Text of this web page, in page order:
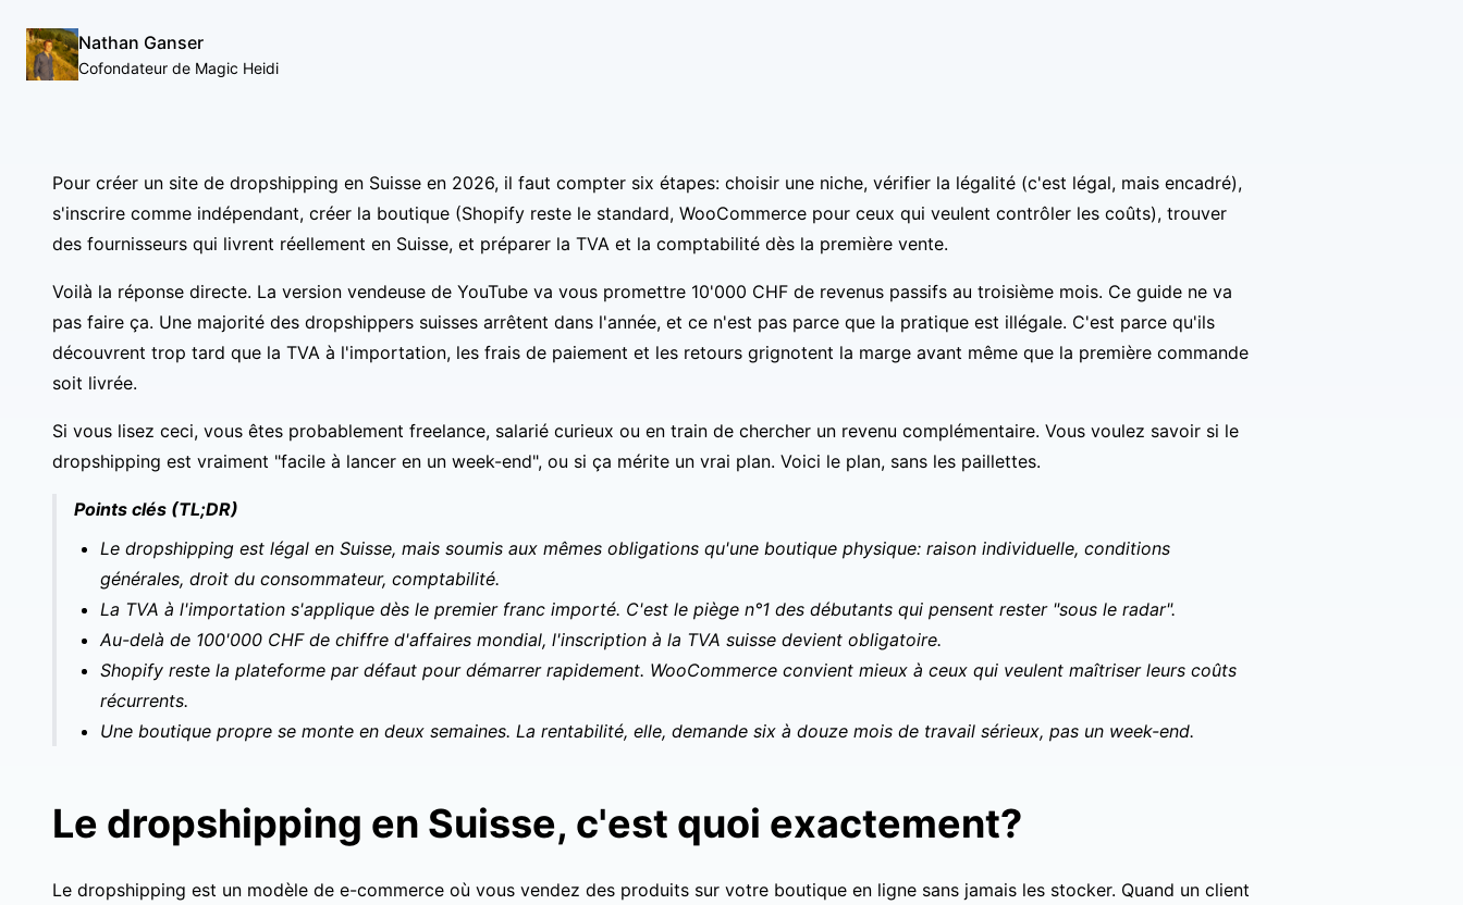
Nathan Ganser
Cofondateur de Magic Heidi
Pour créer un site de dropshipping en Suisse en 2026, il faut compter six étapes: choisir une niche, vérifier la légalité (c'est légal, mais encadré),
s'inscrire comme indépendant, créer la boutique (Shopify reste le standard, WooCommerce pour ceux qui veulent contrôler les coûts), trouver
des fournisseurs qui livrent réellement en Suisse, et préparer la TVA et la comptabilité dès la première vente.
Voilà la réponse directe. La version vendeuse de YouTube va vous promettre 10'000 CHF de revenus passifs au troisième mois. Ce guide ne va
pas faire ça. Une majorité des dropshippers suisses arrêtent dans l'année, et ce n'est pas parce que la pratique est illégale. C'est parce qu'ils
découvrent trop tard que la TVA à l'importation, les frais de paiement et les retours grignotent la marge avant même que la première commande
soit livrée.
Si vous lisez ceci, vous êtes probablement freelance, salarié curieux ou en train de chercher un revenu complémentaire. Vous voulez savoir si le
dropshipping est vraiment "facile à lancer en un week-end", ou si ça mérite un vrai plan. Voici le plan, sans les paillettes.
Points clés (TL;DR)
Le dropshipping est légal en Suisse, mais soumis aux mêmes obligations qu'une boutique physique: raison individuelle, conditions
générales, droit du consommateur, comptabilité.
La TVA à l'importation s'applique dès le premier franc importé. C'est le piège n°1 des débutants qui pensent rester "sous le radar".
Au-delà de 100'000 CHF de chiffre d'affaires mondial, l'inscription à la TVA suisse devient obligatoire.
Shopify reste la plateforme par défaut pour démarrer rapidement. WooCommerce convient mieux à ceux qui veulent maîtriser leurs coûts
récurrents.
Une boutique propre se monte en deux semaines. La rentabilité, elle, demande six à douze mois de travail sérieux, pas un week-end.
Le dropshipping en Suisse, c'est quoi exactement?
Le dropshipping est un modèle de e-commerce où vous vendez des produits sur votre boutique en ligne sans jamais les stocker. Quand un client